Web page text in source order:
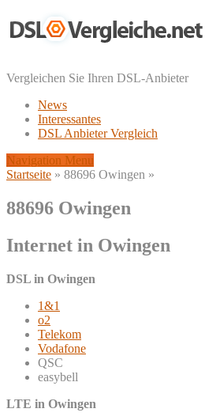
Vergleichen Sie Ihren DSL-Anbieter
News
Interessantes
DSL Anbieter Vergleich
Navigation Menu
Startseite » 88696 Owingen »
88696 Owingen
Internet in Owingen
DSL in Owingen
1&1
o2
Telekom
Vodafone
QSC
easybell
LTE in Owingen